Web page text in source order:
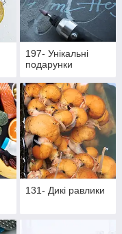
197- Унікальні
подарунки
131- Дикі равлики